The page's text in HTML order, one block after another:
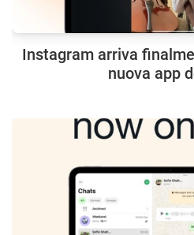
Instagram arriva
nuova app